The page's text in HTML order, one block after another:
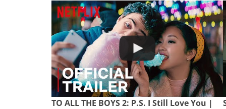
TO ALL THE BOYS 2: P.S. I Still Love You |